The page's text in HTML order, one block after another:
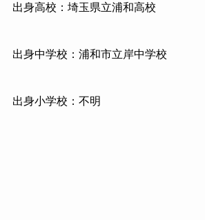
出身高校：埼玉県立浦和高校
出身中学校：浦和市立岸中学校
出身小学校：不明